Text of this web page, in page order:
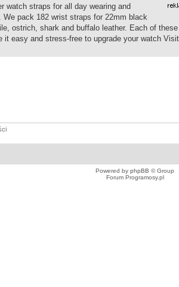
watch straps for all day wearing and
pack 182 wrist straps for 22mm black
ostrich, shark and buffalo leather. Each of
easy and stress-free to upgrade your watch
Powered by phpBB © Group
Forum Programosy.pl